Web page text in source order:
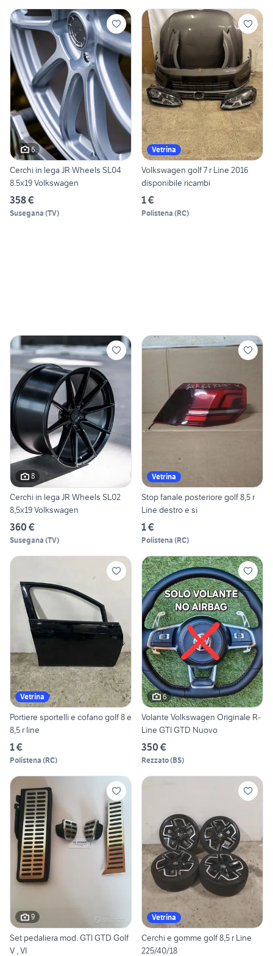
6
Cerchi in lega JR Wheels SL04
8.5x19 Volkswagen
358 €
Susegana (TV)
Vetrina
Volkswagen golf 7 r Line 2016
disponibile ricambi
1 €
Polistena (RC)
8
Cerchi in lega JR Wheels SL02
8,5x19 Volkswagen
360 €
Susegana (TV)
Vetrina
Stop fanale posteriore golf 8,5 r
Line destro e si
1 €
Polistena (RC)
Vetrina
Portiere sportelli e cofano golf 8 e
8,5 r line
1 €
Polistena (RC)
6
Volante Volkswagen Originale R-
Line GTI GTD Nuovo
350 €
Rezzato(BS)
9
Set pedaliera mod. GTI GTD Golf
V , VI
Vetrina
Cerchi e gomme golf 8,5 r Line
225/40/18